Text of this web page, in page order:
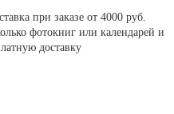
при заказе от 4000 руб.
фотокниг или календарей и
доставку